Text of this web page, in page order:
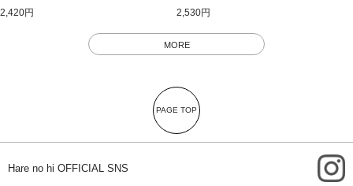
2,420円 2,530円
MORE
PAGE TOP
Hare no hi OFFICIAL SNS